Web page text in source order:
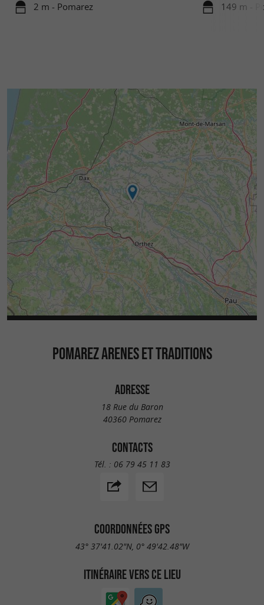
2 m - Pomarez 149 m -
POMAREZ ARENES ET TRADITIONS
ADRESSE
18 Rue du Baron
40360 Pomarez
CONTACTS
Tél. : 06 79 45 11 83
COORDONNÉES GPS
43° 37'41.02"N, 0° 49'42.48"W
ITINÉRAIRE VERS CE LIEU